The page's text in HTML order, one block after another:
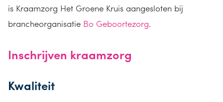
is Kraamzorg Het Groene Kruis aangesloten bij
brancheorganisatie Bo Geboortezorg.
Inschrijven kraamzorg
Kwaliteit